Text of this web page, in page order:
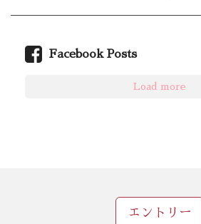
Facebook Posts
Load more
エントリー